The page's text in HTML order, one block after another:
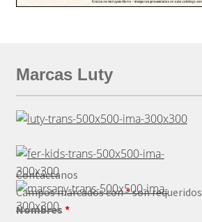
Marcas Luty
Contáctanos
Campos marcados con*son requeridos
Nombres *